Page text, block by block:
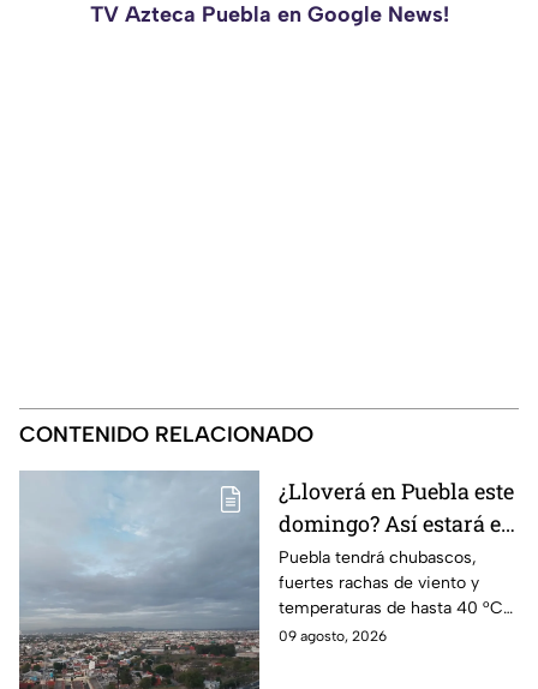
TV Azteca Puebla en Google News!
CONTENIDO RELACIONADO
¿Lloverá en Puebla este
domingo? Así estará el
clima HOY 9 de agosto
Puebla tendrá chubascos,
fuertes rachas de viento y
temperaturas de hasta 40 °C
en el suroeste durante este
09 agosto, 2026